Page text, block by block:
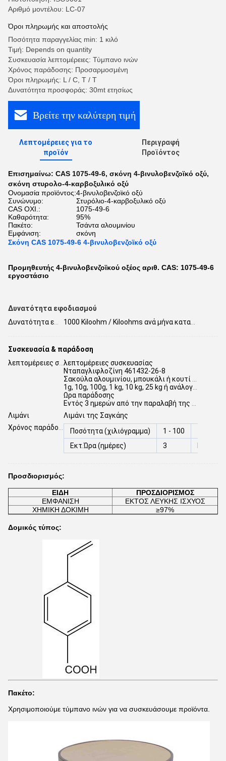
Αριθμό μοντέλου: LC-07
Όροι πληρωμής και αποστολής
Ποσότητα παραγγελίας min: 1 κιλό
Τιμή: Depends on quantity
Συσκευασία λεπτομέρειες: Τύμπανο ινών
Χρόνος παράδοσης: Προσαρμοσμένη
Όροι πληρωμής: L / C, T / T
Δυνατότητα προσφοράς: 30mt ετησίως
Βρείτε την καλύτερη τιμή
Λεπτομέρειες για το
προϊόν
Περιγραφή
Προϊόντος
Επισημαίνω: CAS 1075-49-6, σκόνη 4-βινυλοβενζοϊκό οξύ,
σκόνη στυρολο-4-καρβοξυλικό οξύ
Ονομασία προϊόντος:4-βινυλοβενζοϊκό οξύ
Συνώνυμο:
Στυρόλιο-4-καρβοξυλικό οξύ
CAS ΟΧΙ.:
1075-49-6
Καθαρότητα:
95%
Πακέτο:
Τσάντα αλουμινίου
Εμφάνιση:
σκόνη
Σκόνη CAS 1075-49-6 4-βινυλοβενζοϊκό οξύ
Προμηθευτής 4-βινυλοβενζοϊκού οξέος αριθ. CAS: 1075-49-6
εργοστάσιο
Δυνατότητα εφοδιασμού
Δυνατότητα εφοδιασμού: 1000 Kiloohm / Kiloohms ανά μήνα κατασκευαστή στην Κίνα
Συσκευασία & παράδοση
λεπτομέρειες συσκευασίαςλεπτομέρειες συσκευασίας
Νταπαγλιφλοζίνη 461432-26-8
Σακούλα αλουμινίου, μπουκάλι ή κουτί από ίνες
1g, 10g, 100g, 1 kg, 10 kg, 25 kg ή ανάλογα με τις ανάγκες σας
Ωρα παράδοσης
Εντός 3 ημερών από την παραλαβή της πληρωμής
Λιμάνι
Λιμάνι της Σαγκάης
Χρόνος παράδοσης: Ποσότητα (χιλιόγραμμα) 1 - 100
Εκτ.Ώρα (ημέρες)
3
Προσδιορισμός:
ΕΙΔΗ
ΠΡΟΣΔΙΟΡΙΣΜΟΣ
ΕΜΦΑΝΙΣΗ
ΕΚΤΟΣ ΛΕΥΚΗΣ ΙΣΧΥΟΣ
ΧΗΜΙΚΗ ΔΟΚΙΜΗ
≥97%
Δομικός τύπος:
Πακέτο:
Χρησιμοποιούμε τύμπανο ινών για να συσκευάσουμε προϊόντα.